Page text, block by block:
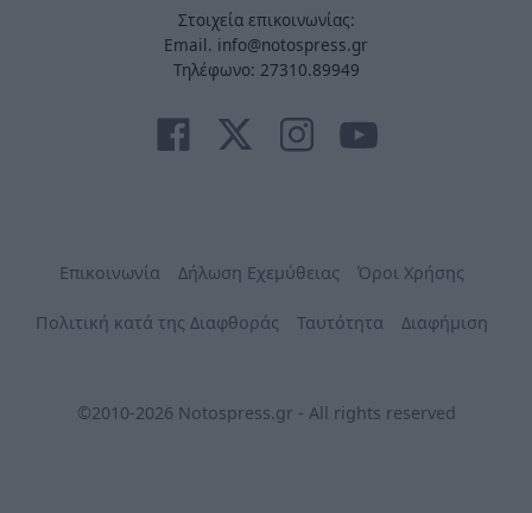
Στοιχεία επικοινωνίας:
Email. info@notospress.gr
Τηλέφωνο: 27310.89949
Επικοινωνία Δήλωση Εχεμύθειας Όροι Χρήσης
Πολιτική κατά της Διαφθοράς Ταυτότητα Διαφήμιση
©2010-2026 Notospress.gr - All rights reserved